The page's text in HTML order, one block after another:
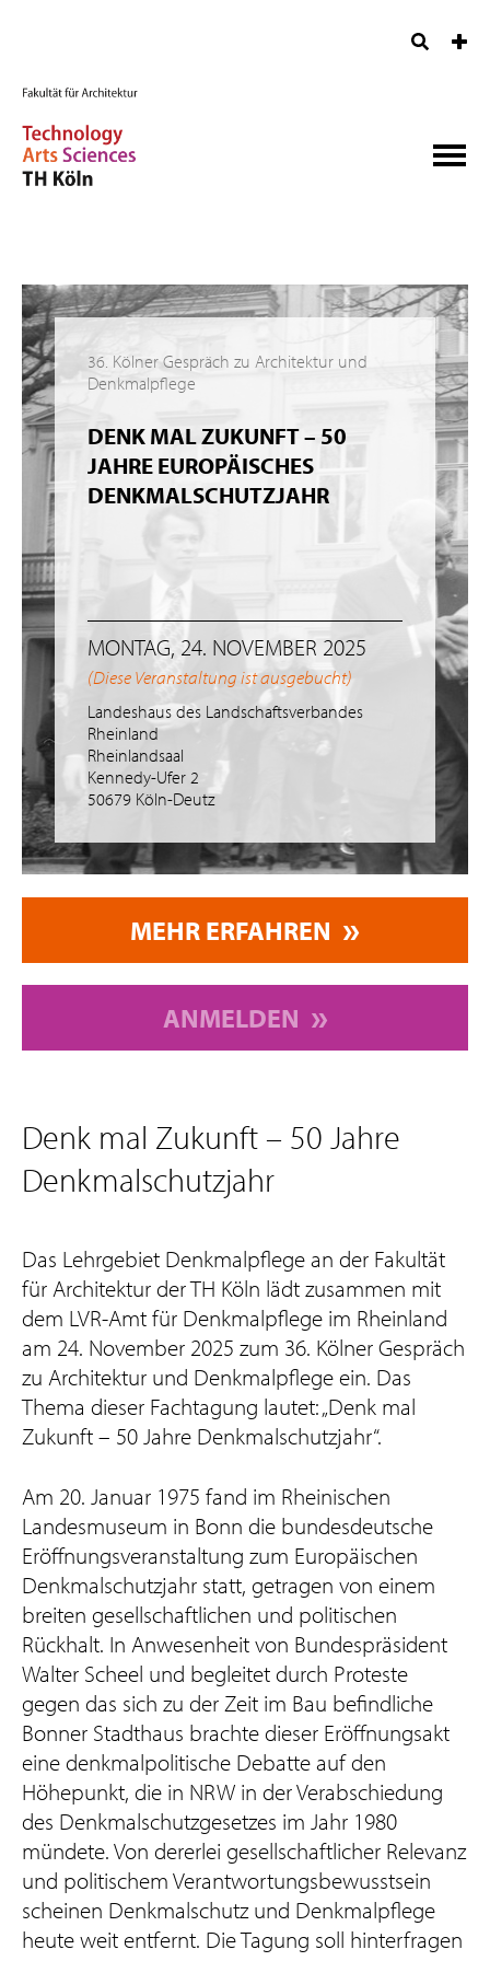
36. Kölner Gespräch zu Architektur und
Denkmalpflege
DENK MAL ZUKUNFT – 50
JAHRE EUROPÄISCHES
DENKMALSCHUTZJAHR
MONTAG, 24. NOVEMBER 2025
(Diese Veranstaltung ist ausgebucht)
Landeshaus des Landschaftsverbandes
Rheinland
Rheinlandsaal
Kennedy-Ufer 2
50679 Köln-Deutz
MEHR ERFAHREN
ANMELDEN
Denk mal Zukunft – 50 Jahre
Denkmalschutzjahr
Das Lehrgebiet Denkmalpflege an der Fakultät
für Architektur der TH Köln lädt zusammen mit
dem LVR-Amt für Denkmalpflege im Rheinland
am 24. November 2025 zum 36. Kölner Gespräch
zu Architektur und Denkmalpflege ein. Das
Thema dieser Fachtagung lautet: „Denk mal
Zukunft – 50 Jahre Denkmalschutzjahr“.
Am 20. Januar 1975 fand im Rheinischen
Landesmuseum in Bonn die bundesdeutsche
Eröffnungsveranstaltung zum Europäischen
Denkmalschutzjahr statt, getragen von einem
breiten gesellschaftlichen und politischen
Rückhalt. In Anwesenheit von Bundespräsident
Walter Scheel und begleitet durch Proteste
gegen das sich zu der Zeit im Bau befindliche
Bonner Stadthaus brachte dieser Eröffnungsakt
eine denkmalpolitische Debatte auf den
Höhepunkt, die in NRW in der Verabschiedung
des Denkmalschutzgesetzes im Jahr 1980
mündete. Von dererlei gesellschaftlicher Relevanz
und politischem Verantwortungsbewusstsein
scheinen Denkmalschutz und Denkmalpflege
heute weit entfernt. Die Tagung soll hinterfragen